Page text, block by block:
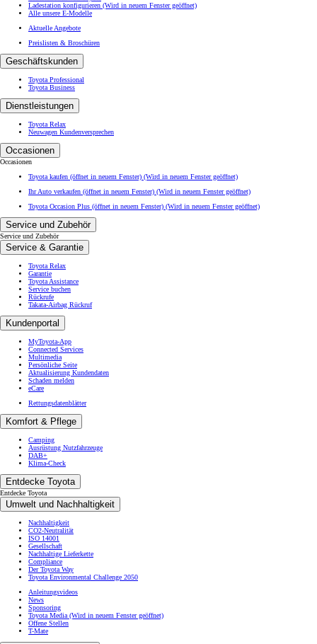
Ladestation konfigurieren (Wird in neuem Fenster geöffnet)
Alle unsere E-Modelle
Aktuelle Angebote
Preislisten & Broschüren
Geschäftskunden
Toyota Professional
Toyota Business
Dienstleistungen
Toyota Relax
Neuwagen Kundenversprechen
Occasionen
Occasionen
Toyota kaufen (öffnet in neuem Fenster) (Wird in neuem Fenster geöffnet)
Ihr Auto verkaufen (öffnet in neuem Fenster) (Wird in neuem Fenster geöffnet)
Toyota Occasion Plus (öffnet in neuem Fenster) (Wird in neuem Fenster geöffnet)
Service und Zubehör
Service und Zubehör
Service & Garantie
Toyota Relax
Garantie
Toyota Assistance
Service buchen
Rückrufe
Takata-Airbag Rückruf
Kundenportal
MyToyota-App
Connected Services
Multimedia
Persönliche Seite
Aktualisierung Kundendaten
Schaden melden
eCare
Rettungsdatenblätter
Komfort & Pflege
Camping
Ausrüstung Nutzfahrzeuge
DAB+
Klima-Check
Entdecke Toyota
Entdecke Toyota
Umwelt und Nachhaltigkeit
Nachhaltigkeit
CO2-Neutralität
ISO 14001
Gesellschaft
Nachhaltige Lieferkette
Compliance
Der Toyota Way
Toyota Environmental Challenge 2050
Anleitungsvideos
News
Sponsoring
Toyota Media(Wird in neuem Fenster geöffnet)
Offene Stellen
T-Mate